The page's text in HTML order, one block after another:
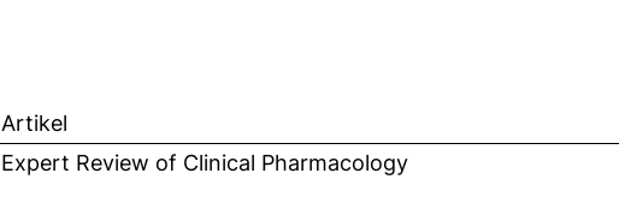
Artikel
Expert Review of Clinical Pharmacology